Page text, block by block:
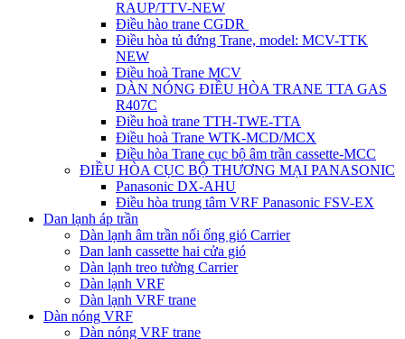
RAUP/TTV-NEW
Điều hào trane CGDR
Điều hòa tủ đứng Trane, model: MCV-TTK
NEW
Điều hoà Trane MCV
DÀN NÓNG ĐIỀU HÒA TRANE TTA GAS
R407C
Điều hoà trane TTH-TWE-TTA
Điều hoà Trane WTK-MCD/MCX
Điều hòa Trane cục bộ âm trần cassette-MCC
ĐIỀU HÒA CỤC BỘ THƯƠNG MẠI PANASONIC
Panasonic DX-AHU
Điều hòa trung tâm VRF Panasonic FSV-EX
Dan lạnh áp trần
Dàn lạnh âm trần nối ống gió Carrier
Dan lanh cassette hai cửa gió
Dàn lạnh treo tường Carrier
Dàn lạnh VRF
Dàn lạnh VRF trane
Dàn nóng VRF
Dàn nóng VRF trane